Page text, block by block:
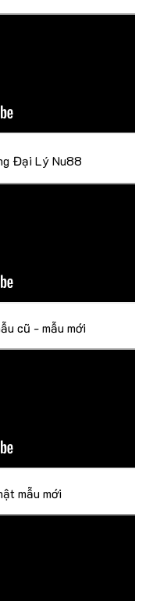
Đại Lý Nu88
cũ - mẫu mới
mẫu mới